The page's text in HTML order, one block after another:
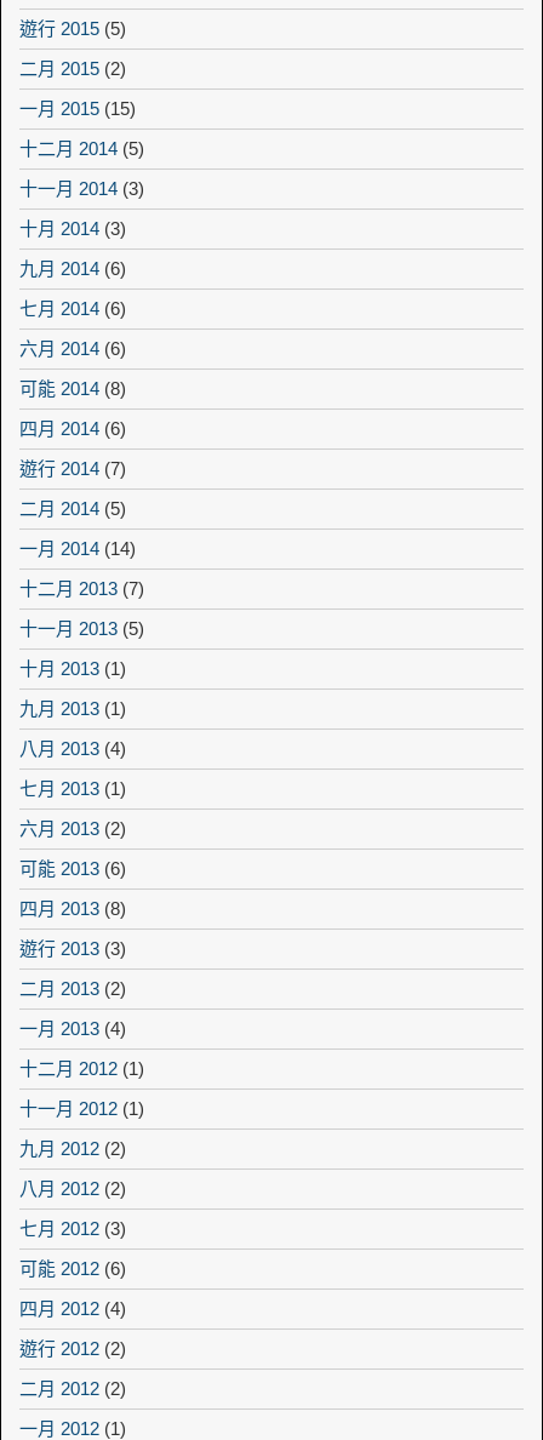
遊行 2015 (5)
二月 2015 (2)
一月 2015 (15)
十二月 2014 (5)
十一月 2014 (3)
十月 2014 (3)
九月 2014 (6)
七月 2014 (6)
六月 2014 (6)
可能 2014 (8)
四月 2014 (6)
遊行 2014 (7)
二月 2014 (5)
一月 2014 (14)
十二月 2013 (7)
十一月 2013 (5)
十月 2013 (1)
九月 2013 (1)
八月 2013 (4)
七月 2013 (1)
六月 2013 (2)
可能 2013 (6)
四月 2013 (8)
遊行 2013 (3)
二月 2013 (2)
一月 2013 (4)
十二月 2012 (1)
十一月 2012 (1)
九月 2012 (2)
八月 2012 (2)
七月 2012 (3)
可能 2012 (6)
四月 2012 (4)
遊行 2012 (2)
二月 2012 (2)
一月 2012 (1)